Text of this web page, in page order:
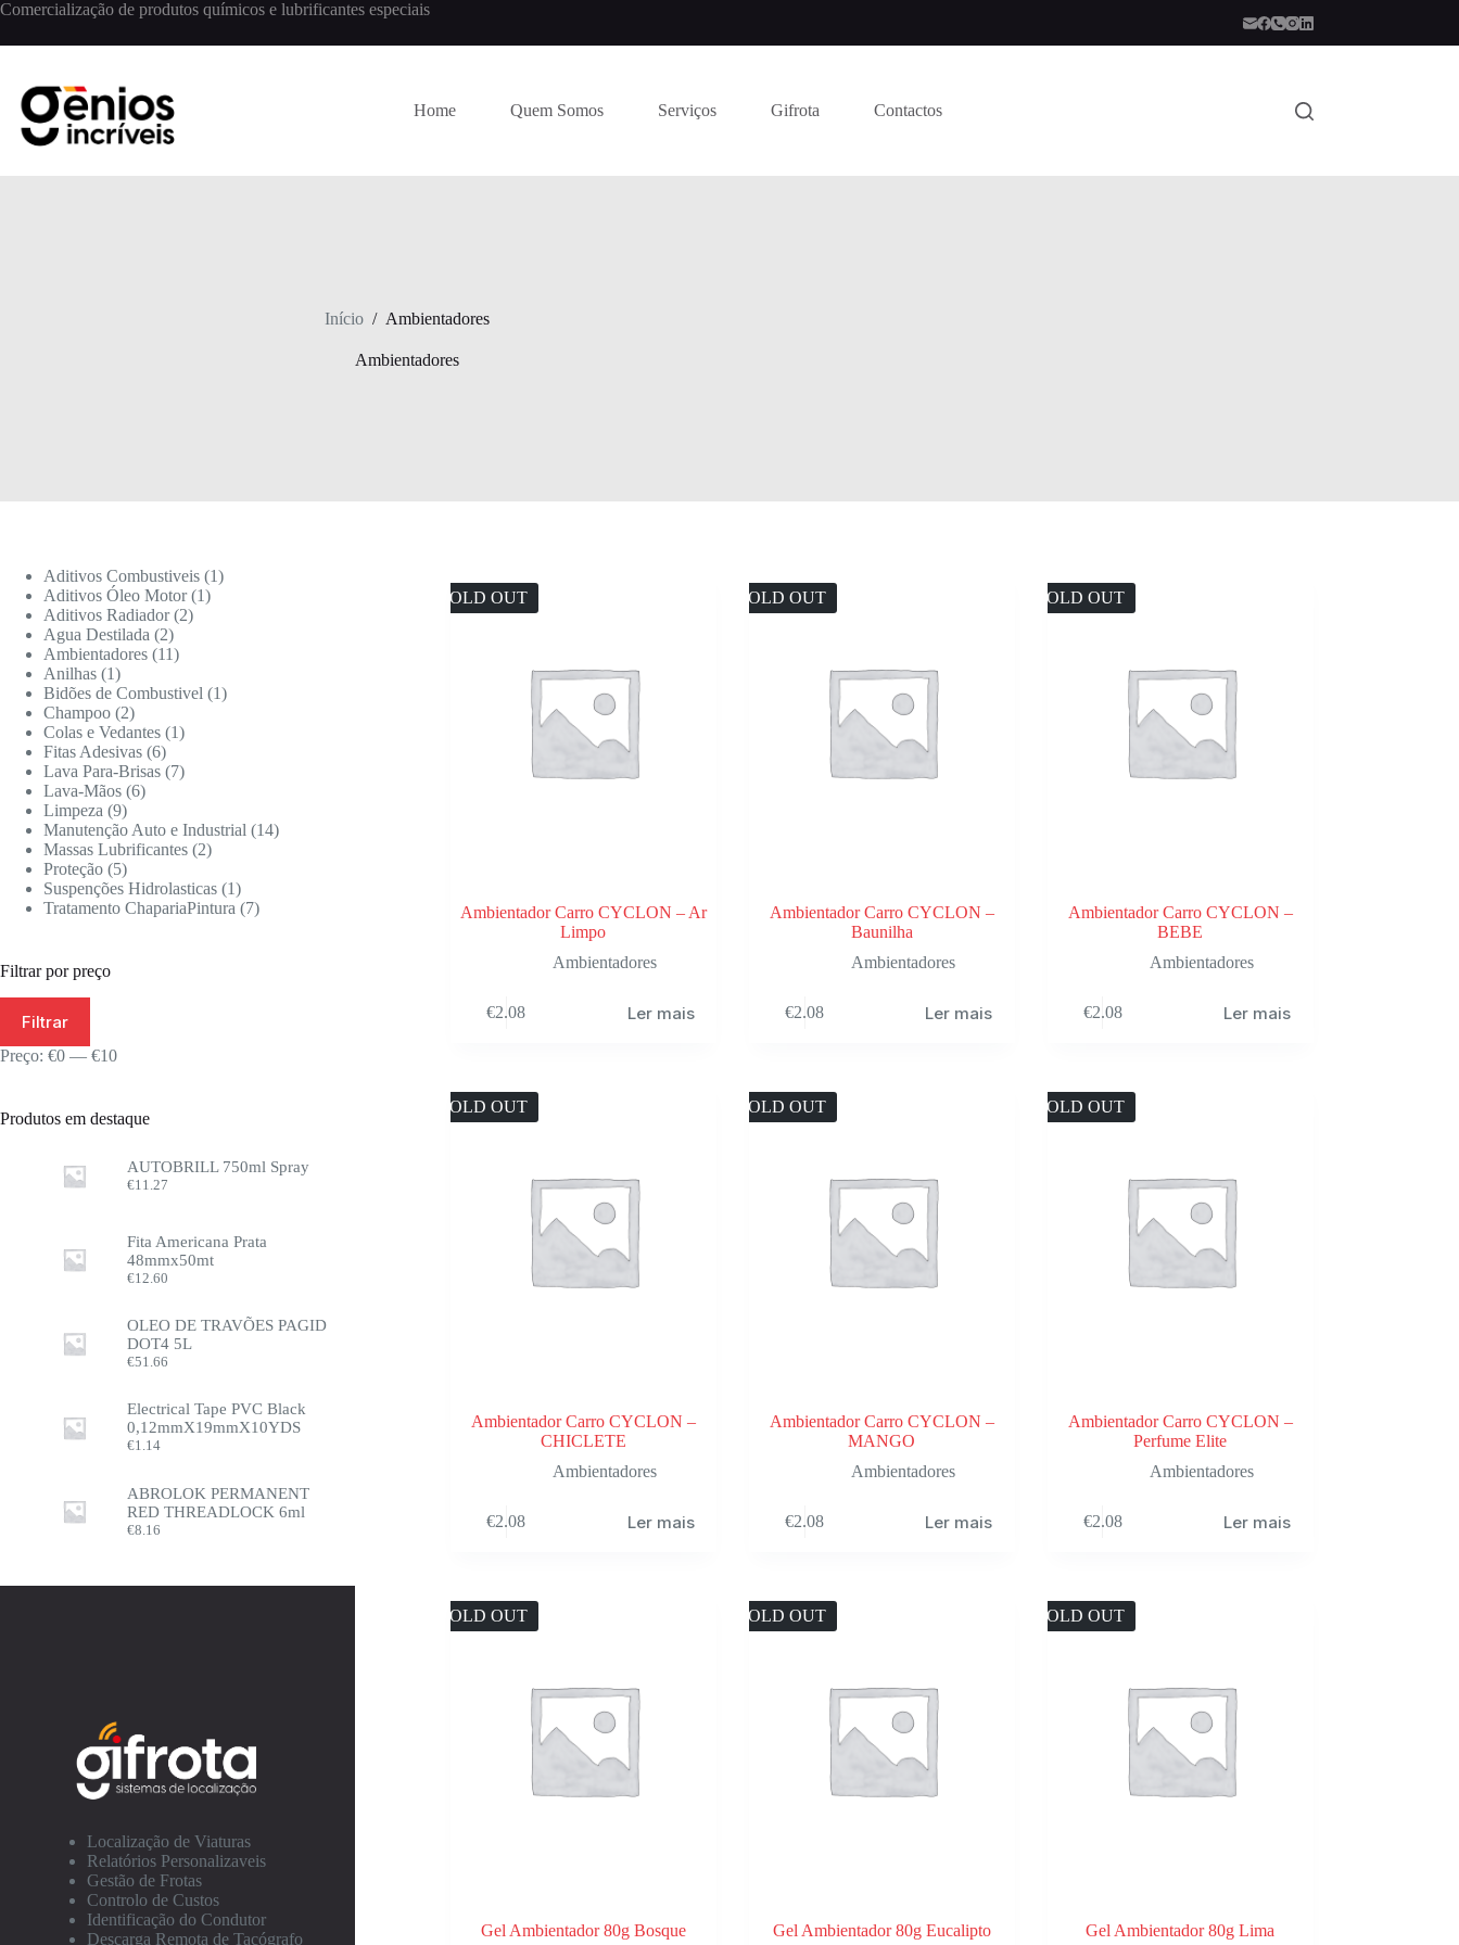
Comercialização de produtos químicos e lubrificantes especiais
Home Quem Somos Serviços Gifrota Contactos
Início / Ambientadores
Ambientadores
SOLD OUT
Ambientador Carro CYCLON – Ar
Limpo
Ambientadores
€2.08 Ler mais
SOLD OUT
Ambientador Carro CYCLON –
Baunilha
Ambientadores
€2.08 Ler mais
SOLD OUT
Ambientador Carro CYCLON –
BEBE
Ambientadores
€2.08 Ler mais
SOLD OUT
Ambientador Carro CYCLON –
CHICLETE
Ambientadores
€2.08 Ler mais
SOLD OUT
Ambientador Carro CYCLON –
MANGO
Ambientadores
€2.08 Ler mais
SOLD OUT
Ambientador Carro CYCLON –
Perfume Elite
Ambientadores
€2.08 Ler mais
SOLD OUT
Gel Ambientador 80g Bosque
SOLD OUT
Gel Ambientador 80g Eucalipto
SOLD OUT
Gel Ambientador 80g Lima
Aditivos Combustiveis 1
Aditivos Óleo Motor 1
Aditivos Radiador 2
Agua Destilada
2
Ambientadores 11
Anilhas 1
Bidões de Combustivel
1
Champoo 2
Colas e Vedantes 1
Fitas Adesivas 6
Lava Para-Brisas 7
Lava-Mãos 6
Limpeza 9
Manutenção Auto e Industrial
14
Massas Lubrificantes 2
Proteção 5
Suspenções Hidrolasticas 1
Tratamento ChapariaPintura
7
Filtrar por preço
Filtrar
Preço: €0 — €10
Produtos em destaque
AUTOBRILL 750ml Spray
€11.27
Fita Americana Prata
48mmx50mt
€12.60
OLEO DE TRAVÕES PAGID
DOT4 5L
€51.66
Electrical Tape PVC Black
0,12mmX19mmX10YDS
€1.14
ABROLOK PERMANENT
RED THREADLOCK 6ml
€8.16
Localização de Viaturas
Relatórios Personalizaveis
Gestão de Frotas
Controlo de Custos
Identificação do Condutor
Descarga Remota de Tacógrafo